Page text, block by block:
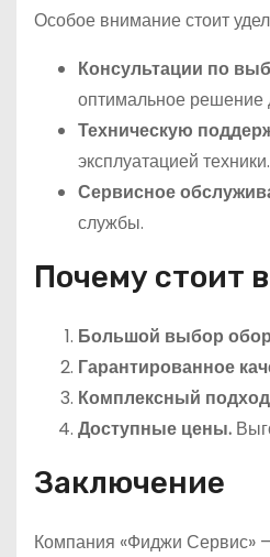
Особое внимание стоит
Консультации по
оптимальное решение
Техническую
эксплуатацией техники.
Сервисное
службы.
Почему стоит
Большой выбор
Гарантированное
Комплексный
Доступные цены.
Заключение
Компания «Фиджи Сервис»